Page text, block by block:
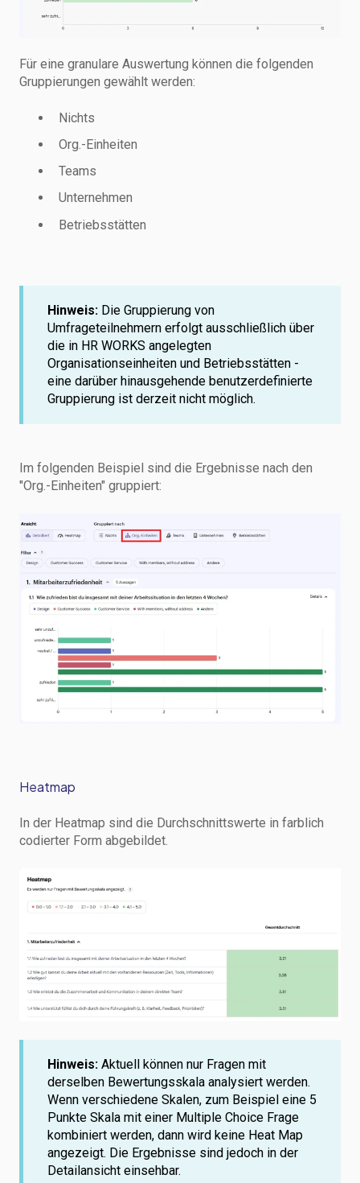
Für eine granulare Auswertung können die folgenden
Gruppierungen gewählt werden:
Nichts
Org.-Einheiten
Teams
Unternehmen
Betriebsstätten
Hinweis: Die Gruppierung von
Umfrageteilnehmern erfolgt ausschließlich über
die in HR WORKS angelegten
Organisationseinheiten und Betriebsstätten -
eine darüber hinausgehende benutzerdefinierte
Gruppierung ist derzeit nicht möglich.
Im folgenden Beispiel sind die Ergebnisse nach den
"Org.-Einheiten" gruppiert:
Heatmap
In der Heatmap sind die Durchschnittswerte in farblich
codierter Form abgebildet.
Hinweis: Aktuell können nur Fragen mit
derselben Bewertungsskala analysiert werden.
Wenn verschiedene Skalen, zum Beispiel eine 5
Punkte Skala mit einer Multiple Choice Frage
kombiniert werden, dann wird keine Heat Map
angezeigt. Die Ergebnisse sind jedoch in der
Detailansicht einsehbar.